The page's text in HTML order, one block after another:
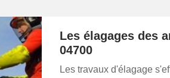
Les élagages des
04700
Les travaux d'élagage